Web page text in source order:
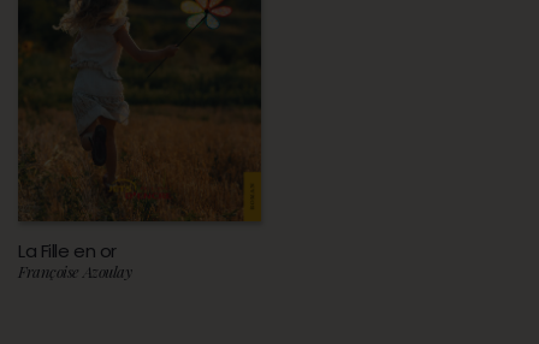
La Fille en or
Françoise Azoulay